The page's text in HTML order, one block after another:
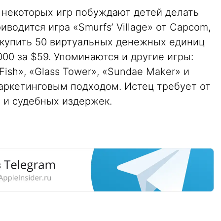
игр побуждают детей делать
игра «Smurfs’ Village» от Capcom,
50 виртуальных денежных единиц
за $59. Упоминаются и другие игры:
«Glass Tower», «Sundae Maker» и
подходом. Истец требует от
судебных издержек.